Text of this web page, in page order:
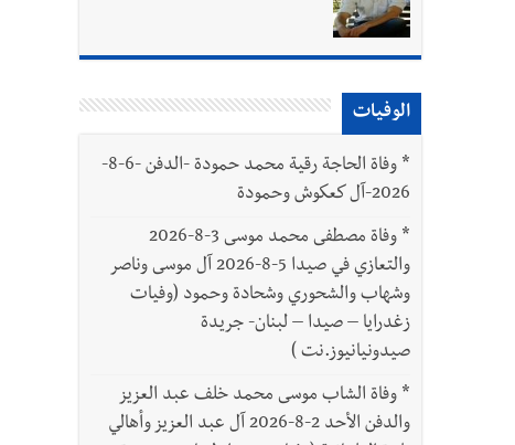
الوفيات
*
وفاة الحاجة رقية محمد حمودة -الدفن -6-8-
2026-آل كعكوش وحمودة
*
وفاة مصطفى محمد موسى 3-8-2026
والتعازي في صيدا 5-8-2026 آل موسى وناصر
وشهاب والشحوري وشحادة وحمود (وفيات
زغدرايا – صيدا – لبنان- جريدة
صيدونيانيوز.نت )
* وفاة الشاب موسى محمد خلف عبد العزيز
والدفن الأحد 2-8-2026 آل عبد العزيز وأهالي